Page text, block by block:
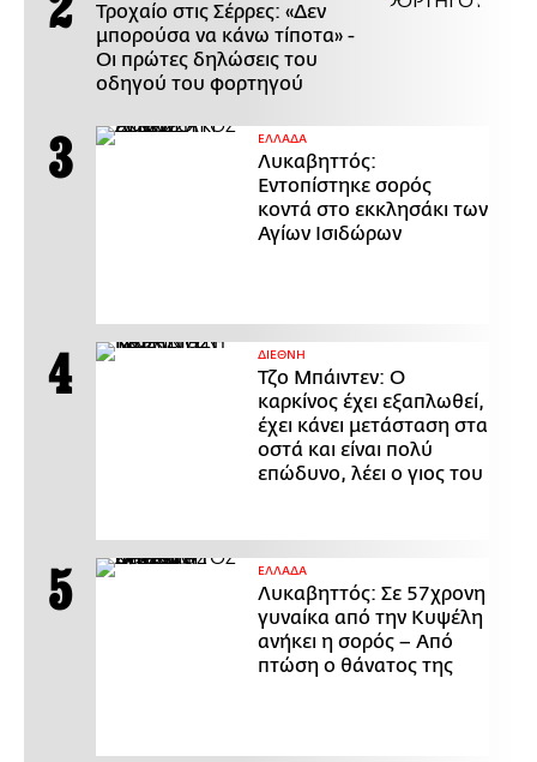
Τροχαίο στις Σέρρες: «Δεν
μπορούσα να κάνω τίποτα» -
Οι πρώτες δηλώσεις του
οδηγού του φορτηγού
ΕΛΛΑΔΑ
Λυκαβηττός:
Εντοπίστηκε σορός
κοντά στο εκκλησάκι των
Αγίων Ισιδώρων
ΔΙΕΘΝΗ
Τζο Μπάιντεν: Ο
καρκίνος έχει εξαπλωθεί,
έχει κάνει μετάσταση στα
οστά και είναι πολύ
επώδυνο, λέει ο γιος του
ΕΛΛΑΔΑ
Λυκαβηττός: Σε 57χρονη
γυναίκα από την Κυψέλη
ανήκει η σορός – Από
πτώση ο θάνατος της